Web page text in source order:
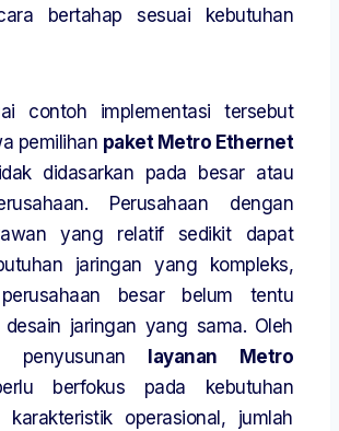
bertahap sesuai kebutuhan
contoh implementasi tersebut
pemilihan paket Metro Ethernet
didasarkan pada besar atau
Perusahaan dengan
yang relatif sedikit dapat
jaringan yang kompleks,
besar belum tentu
desain jaringan yang sama. Oleh
penyusunan
layanan Metro
berfokus pada kebutuhan
karakteristik operasional, jumlah